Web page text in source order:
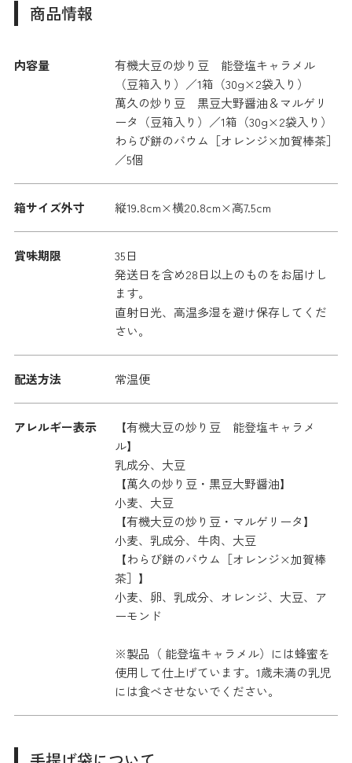
商品情報
内容量
有機大豆の炒り豆 能登塩キャラメル
（豆箱入り）／1箱（30g×2袋入り）
萬久の炒り豆 黒豆大野醤油＆マルゲリ
ータ（豆箱入り）／1箱（30g×2袋入り）
わらび餅のバウム［オレンジ×加賀棒茶］
／5個
箱サイズ外寸 縦19.8cm×横20.8cm×高7.5cm
賞味期限
35日
発送日を含め28日以上のものをお届けし
ます。
直射日光、高温多湿を避け保存してくだ
さい。
配送方法 常温便
アレルギー表示
【有機大豆の炒り豆 能登塩キャラメ
ル】
乳成分、大豆
【萬久の炒り豆・黒豆大野醤油】
小麦、大豆
【有機大豆の炒り豆・マルゲリータ】
小麦、乳成分、牛肉、大豆
【わらび餅のバウム［オレンジ×加賀棒
茶］】
小麦、卵、乳成分、オレンジ、大豆、ア
ーモンド
※製品（ 能登塩キャラメル）には蜂蜜を
使用して仕上げています。1歳未満の乳児
には食べさせないでください。